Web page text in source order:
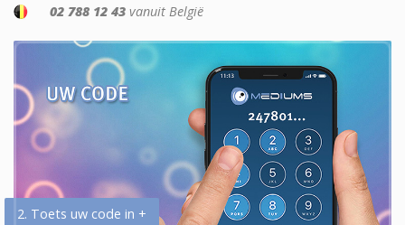
02 788 12 43 vanuit België
2. Toets uw code in +